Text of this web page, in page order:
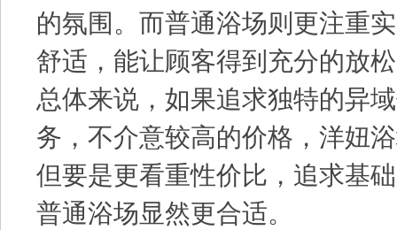
的氛围。而普通浴场则更注重
舒适，能让顾客得到充分的放
总体来说，如果追求独特的异
务，不介意较高的价格，洋妞
但要是更看重性价比，追求基
普通浴场显然更合适。